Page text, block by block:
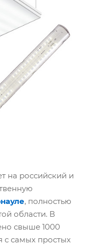
на российский и
, полностью
области. В
свыше 1000
с самых простых